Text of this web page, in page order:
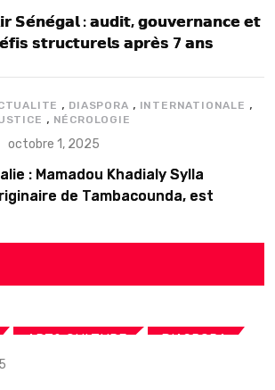
𝗦𝗲́𝗻𝗲́𝗴𝗮𝗹 : 𝗮𝘂𝗱𝗶𝘁, 𝗴𝗼𝘂𝘃𝗲𝗿𝗻𝗮𝗻𝗰𝗲 𝗲𝘁
𝘀𝘁𝗿𝘂𝗰𝘁𝘂𝗿𝗲𝗹𝘀 𝗮𝗽𝗿𝗲̀𝘀 7 𝗮𝗻𝘀
, DIASPORA , INTERNATIONALE ,
, NÉCROLOGIE
octobre 1, 2025
: Mamadou Khadialy Sylla
de Tambacounda, est
ART& CULTURE DIASPORA